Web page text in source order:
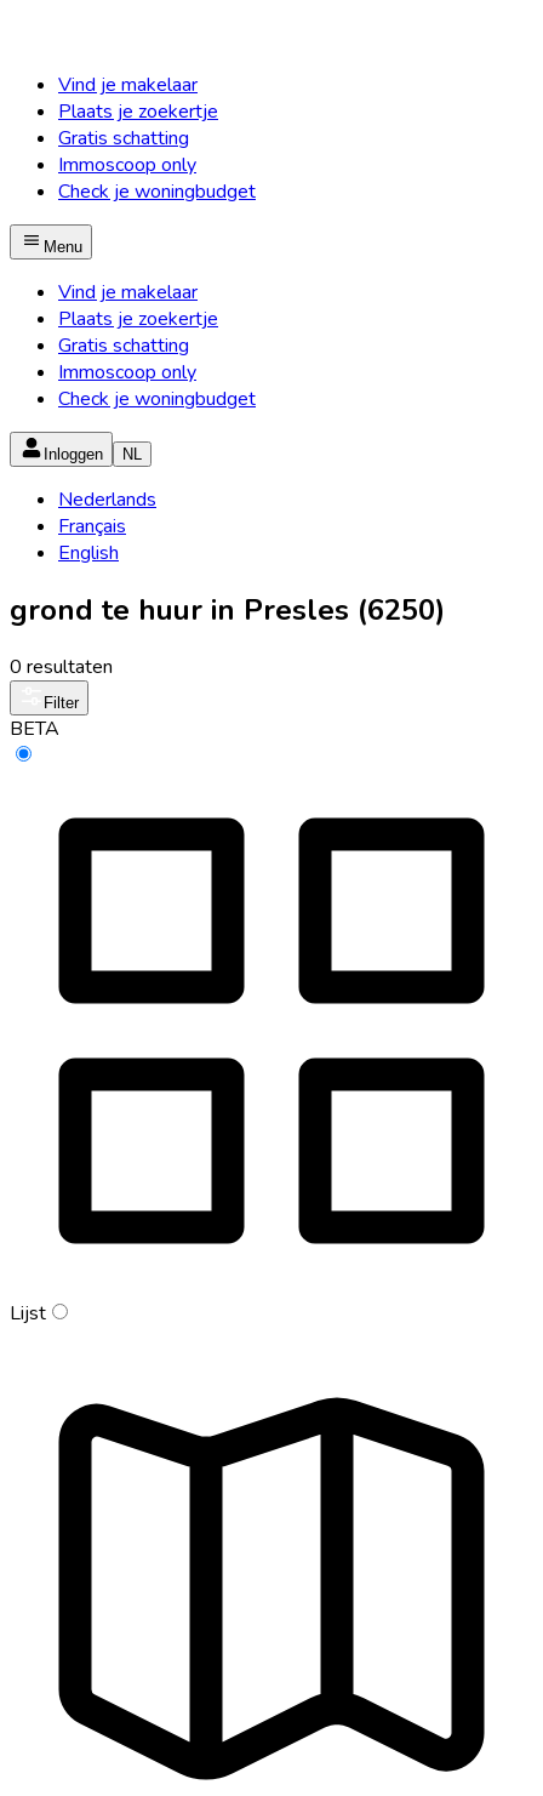
Vind je makelaar
Plaats je zoekertje
Gratis schatting
Immoscoop only
Check je woningbudget
Menu
Vind je makelaar
Plaats je zoekertje
Gratis schatting
Immoscoop only
Check je woningbudget
Inloggen NL
Nederlands
Français
English
grond te huur in Presles (6250)
0 resultaten
Filter
BETA
Lijst